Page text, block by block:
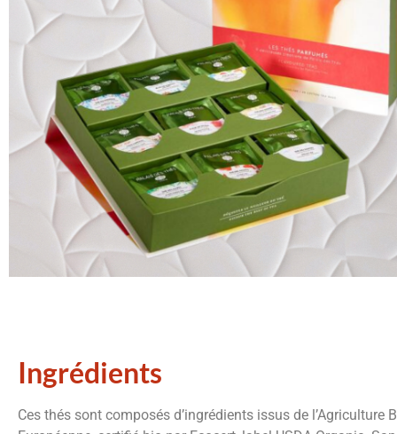
Ingrédients
Ces thés sont composés d’ingrédients issus de